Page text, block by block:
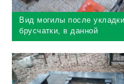
Вид могилы после укладки
брусчатки, в данной
работе брусчатка
с двух сторон